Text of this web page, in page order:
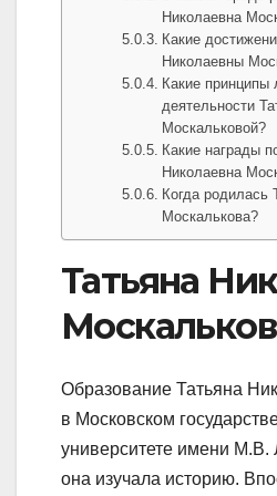
Николаевна
Какие
Николаевны
Какие принципы
деятельности
Москальковой?
Какие награды
Николаевна
Когда родилась
Москалькова?
Татьяна
Образование Татьяна
в Московском
университете имени М.В.
она изучала историю.